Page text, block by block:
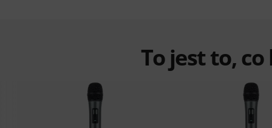
To jest to,